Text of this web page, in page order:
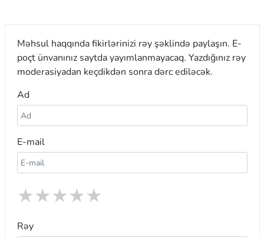
Məhsul haqqında fikirlərinizi rəy şəklində paylaşın. E-
poçt ünvanınız saytda yayımlanmayacaq. Yazdığınız rəy
moderasiyadan keçdikdən sonra dərc ediləcək.
Ad
E-mail
★
★
★
★
★
Rəy